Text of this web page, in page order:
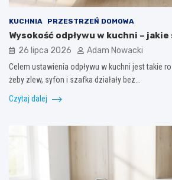
KUCHNIA PRZESTRZEŃ DOMOWA
Wysokość odpływu w kuchni –
26 lipca 2026 Adam Nowacki
Celem ustawienia odpływu w kuchni jest takie
żeby zlew, syfon i szafka działały bez…
Czytaj dalej